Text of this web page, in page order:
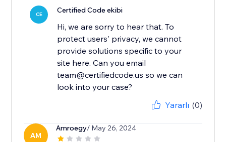
CE Certified Code ekibi
Hi, we are sorry to hear that. To
protect users' privacy, we cannot
provide solutions specific to your
site here. Can you email
team@certifiedcode.us so we can
look into your case?
Yararlı (0)
AM
Amroegy/ May 26, 2024